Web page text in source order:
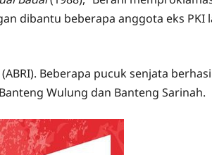
dibantu beberapa anggota eks
Beberapa pucuk senjata
Wulung dan Banteng Sarinah.